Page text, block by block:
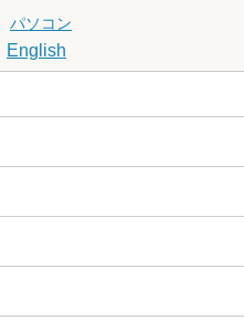
パソコン
English